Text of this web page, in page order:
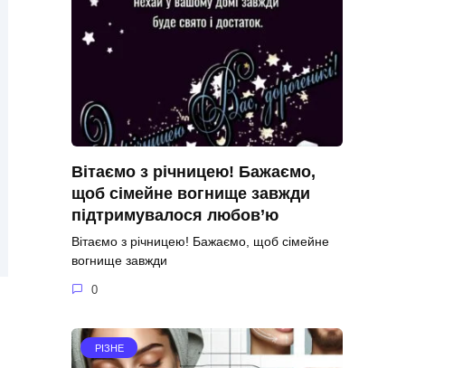
Вітаємо з річницею! Бажаємо,
щоб сімейне вогнище завжди
підтримувалося любов’ю
Вітаємо з річницею! Бажаємо, щоб сімейне
вогнище завжди
0
РІЗНЕ